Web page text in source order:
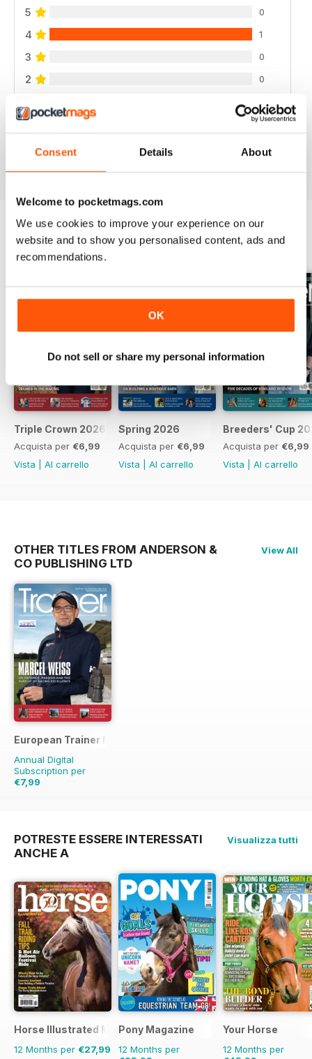
Consent Details About
Welcome to pocketmags.com
We use cookies to improve your experience on our
website and to show you personalised content, ads and
recommendations.
OK
Do not sell or share my personal information
5 0
4 1
3 0
2 0
0
VISUALIZZA LE RECENSIONI
EDIZIONI INDIETRO Visualizza tutti
Triple Crown 2026
Acquista per €6,99
Vista
Al carrello
Spring 2026
Acquista per €6,99
Vista
Al carrello
Breeders' Cup
Acquista per €6,99
Vista
Al carrello
OTHER TITLES FROM ANDERSON &
CO PUBLISHING LTD
View All
European Trainer Magazine - horse racing
Annual Digital
Subscription per
€7,99
POTRESTE ESSERE INTERESSATI
ANCHE A
Visualizza tutti
Horse Illustrated Magazine
12 Months per €27,99
Pony Magazine
12 Months per
Your Horse
12 Months per